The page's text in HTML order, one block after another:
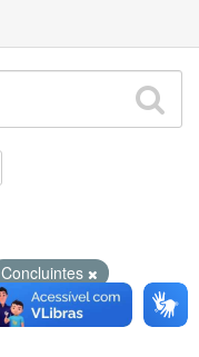
Concluintes